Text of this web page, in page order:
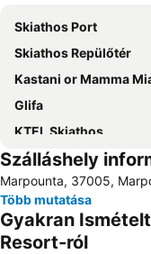
Skiathos Port
Skiathos Repülőtér
Kastani or Mamma
Glifa
KTEL Skiathos
Szálláshely
Marpounta, 37005,
Több mutatása
Gyakran
Resort-ról